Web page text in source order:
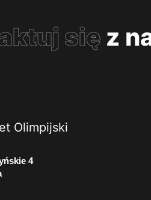
się z
Olimpijski
4